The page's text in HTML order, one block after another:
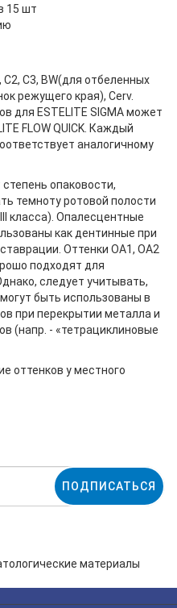
15 шт
С2, С3, BW(для отбеленных
режущего края), Cerv.
для ESTELITE SIGMA может
FLOW QUICK. Каждый
аналогичному
опаковости,
темноту ротовой полости
класса). Опалесцентные
как дентинные при
Оттенки ОА1, ОА2
подходят для
следует учитывать,
быть использованы в
при перекрытии металла и
(напр. - «тетрациклиновые
оттенков у местного
ПОДПИСАТЬСЯ